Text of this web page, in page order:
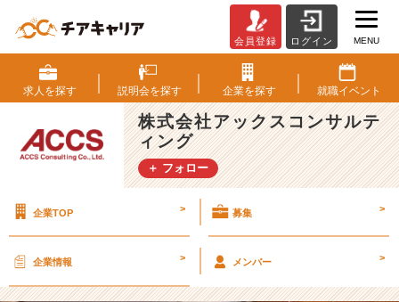
C
C
S
イ
ベ
ン
ト】
経
画
会員登録 ログイン MENU
求人を探す 説明会を探す 企業を探す 就職イベント
株式会社アックスコンサルテ
ィング
＋ フォロー
企業TOP > 募集 >
企業情報 > メンバー >